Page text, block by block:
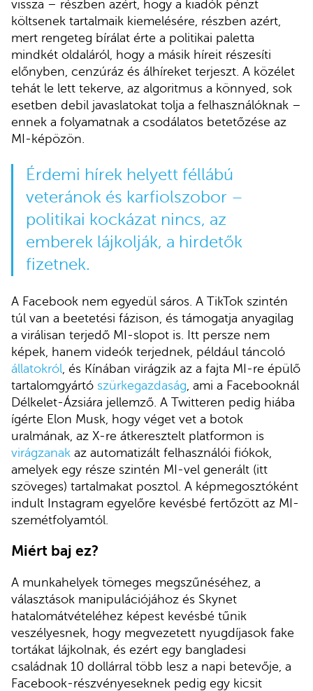
vissza – részben azért, hogy a kiadók pénzt
költsenek tartalmaik kiemelésére, részben azért,
mert rengeteg bírálat érte a politikai paletta
mindkét oldaláról, hogy a másik híreit részesíti
előnyben, cenzúráz és álhíreket terjeszt. A közélet
tehát le lett tekerve, az algoritmus a könnyed, sok
esetben debil javaslatokat tolja a felhasználóknak –
ennek a folyamatnak a csodálatos betetőzése az
MI-képözön.
Érdemi hírek helyett féllábú
veteránok és karfiolszobor –
politikai kockázat nincs, az
emberek lájkolják, a hirdetők
fizetnek.
A Facebook nem egyedül sáros. A TikTok szintén
túl van a beetetési fázison, és támogatja anyagilag
a virálisan terjedő MI-slopot is. Itt persze nem
képek, hanem videók terjednek, például táncoló
állatokról , és Kínában virágzik az a fajta MI-re épülő
tartalomgyártó szürkegazdaság , ami a Facebooknál
Délkelet-Ázsiára jellemző. A Twitteren pedig hiába
ígérte Elon Musk, hogy véget vet a botok
uralmának, az X-re átkeresztelt platformon is
virágzanak az automatizált felhasználói fiókok,
amelyek egy része szintén MI-vel generált (itt
szöveges) tartalmakat posztol. A képmegosztóként
indult Instagram egyelőre kevésbé fertőzött az MI-
szemétfolyamtól.
Miért baj ez?
A munkahelyek tömeges megszűnéséhez, a
választások manipulációjához és Skynet
hatalomátvételéhez képest kevésbé tűnik
veszélyesnek, hogy megvezetett nyugdíjasok fake
tortákat lájkolnak, és ezért egy bangladesi
családnak 10 dollárral több lesz a napi betevője, a
Facebook-részvényeseknek pedig egy kicsit